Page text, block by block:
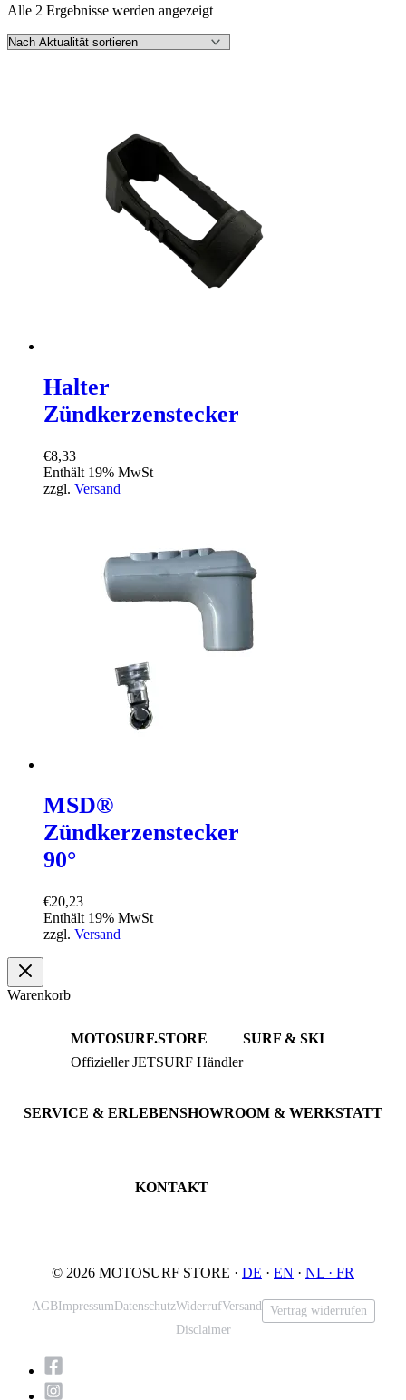
Alle 2 Ergebnisse werden angezeigtNach
sortiert
Halter
Zündkerzenstecker
€8,33
Enthält 19% MwSt
zzgl. Versand
MSD®
Zündkerzenstecker
90°
€20,23
Enthält 19% MwSt
zzgl. Versand
Warenkorb
MOTOSURF.STORE
Offizieller JETSURF Händler
SURF & SKI
JETSURF Boards
SERVICE & ERLEBENSHOWROOM & WERKSTATT
KONTAKT
© 2026 MOTOSURF STORE · DE · EN · NL · FR
AGBImpressum DatenschutzWiderrufVersand
Vertrag widerrufen
Disclaimer